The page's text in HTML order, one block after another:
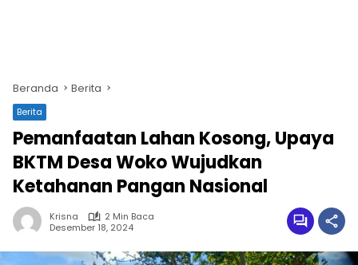
Beranda Berita
Berita
Pemanfaatan Lahan Kosong, Upaya
BKTM Desa Woko Wujudkan
Ketahanan Pangan Nasional
Krisna
2 Min Baca
Desember 18, 2024